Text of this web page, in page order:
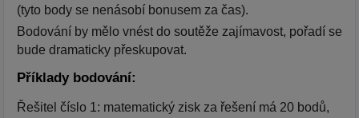
(tyto body se nenásobí bonusem za čas).
Bodování by mělo vnést do soutěže zajímavost, pořadí se
bude dramaticky přeskupovat.
Příklady bodování:
Řešitel číslo 1: matematický zisk za řešení má 20 bodů,